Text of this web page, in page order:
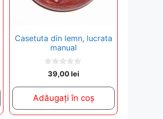
Casetuta din lemn, lucrata
manual
o
o
5
39,00lei
Adăugați în coș